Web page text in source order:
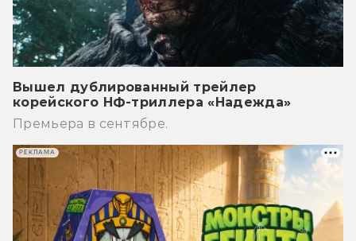
Вышел дублированный трейлер
корейского НФ-триллера «Надежда»
Премьера в сентябре.
РЕКЛАМА